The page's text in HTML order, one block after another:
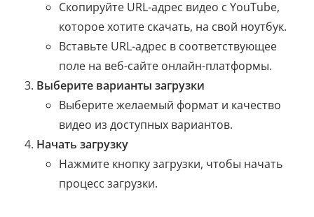
Скопируйте URL-адрес видео с YouTube,
которое хотите скачать, на свой ноутбук.
Вставьте URL-адрес в соответствующее
поле на веб-сайте онлайн-платформы.
Выберите варианты загрузки
Выберите желаемый формат и качество
видео из доступных вариантов.
Начать загрузку
Нажмите кнопку загрузки, чтобы начать
процесс загрузки.